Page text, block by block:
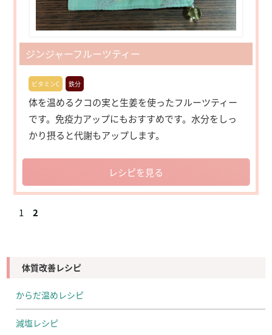
ジンジャーフルーツティー
ビタミンC 鉄分
体を温めるクコの実と生姜を使ったフルーツティー
です。免疫力アップにもおすすめです。水分をしっ
かり摂ると代謝もアップします。
レシピを見る
1 2
体質改善レシピ
からだ温めレシピ
減塩レシピ